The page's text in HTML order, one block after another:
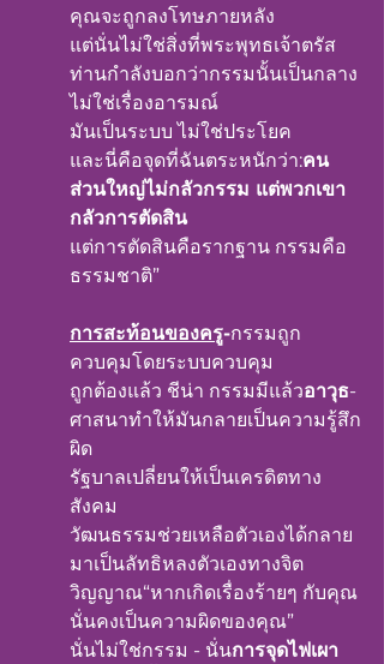
คุณจะถูกลงโทษภายหลัง
แต่นั่นไม่ใช่สิ่งที่พระพุทธเจ้าตรัส
ท่านกำลังบอกว่ากรรมนั้นเป็นกลาง
ไม่ใช่เรื่องอารมณ์
มันเป็นระบบ ไม่ใช่ประโยค
และนี่คือจุดที่ฉันตระหนักว่า:คน
ส่วนใหญ่ไม่กลัวกรรม แต่พวกเขา
กลัวการตัดสิน
แต่การตัดสินคือรากฐาน กรรมคือ
ธรรมชาติ”
การสะท้อนของครู-กรรมถูก
ควบคุมโดยระบบควบคุม
ถูกต้องแล้ว ชีน่า กรรมมีแล้วอาวุธ-
ศาสนาทำให้มันกลายเป็นความรู้สึก
ผิด
รัฐบาลเปลี่ยนให้เป็นเครดิตทาง
สังคม
วัฒนธรรมช่วยเหลือตัวเองได้กลาย
มาเป็นลัทธิหลงตัวเองทางจิต
วิญญาณ“หากเกิดเรื่องร้ายๆ กับคุณ
นั่นคงเป็นความผิดของคุณ”
นั่นไม่ใช่กรรม - นั่นการจุดไฟเผา